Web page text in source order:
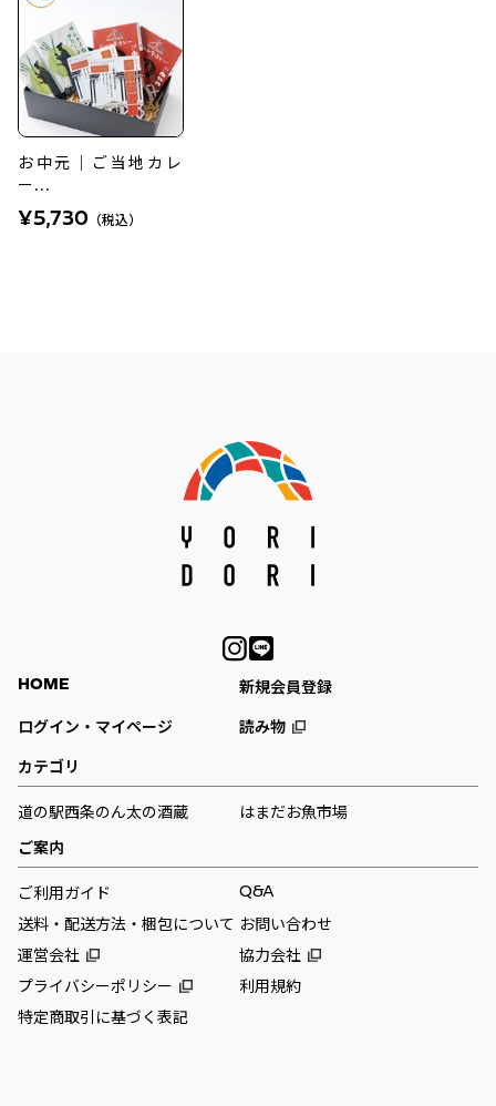
お中元｜ご当地カレ
ー...
¥5,730 （税込）
HOME 新規会員登録
ログイン・マイページ 読み物
カテゴリ
道の駅西条のん太の酒蔵 はまだお魚市場
ご案内
ご利用ガイド
Q&A
送料・配送方法・梱包について お問い合わせ
運営会社
協力会社
プライバシーポリシー
利用規約
特定商取引に基づく表記